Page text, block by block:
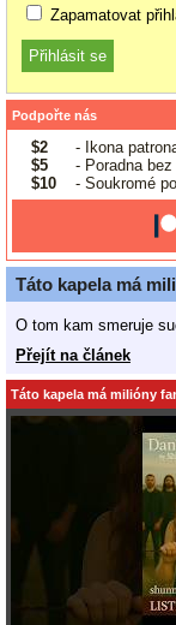
Zapamatovat
Podpořte nás
$2
- Ikona
$5
- Poradna bez
$10
- Soukromé
Táto kapela má
O tom kam smeruje
Přejít na článek
Táto kapela má milióny